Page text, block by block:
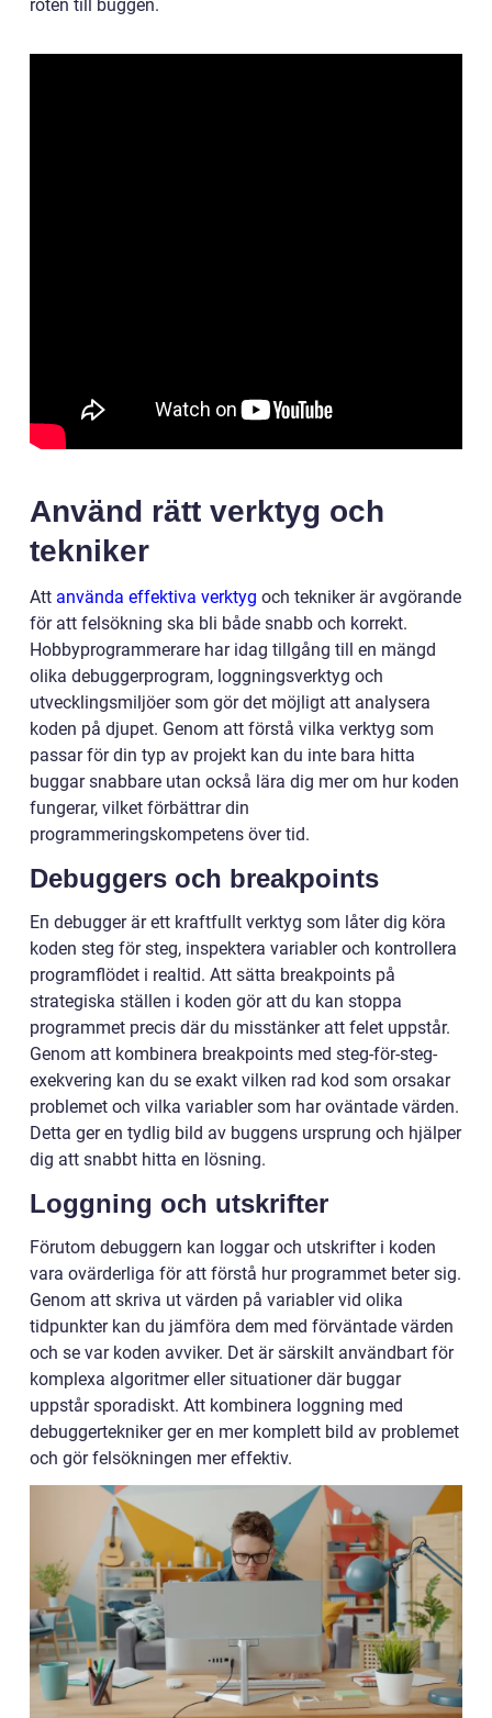
roten till buggen.
Använd rätt verktyg och
tekniker
Att använda effektiva verktyg och tekniker är avgörande
för att felsökning ska bli både snabb och korrekt.
Hobbyprogrammerare har idag tillgång till en mängd
olika debuggerprogram, loggningsverktyg och
utvecklingsmiljöer som gör det möjligt att analysera
koden på djupet. Genom att förstå vilka verktyg som
passar för din typ av projekt kan du inte bara hitta
buggar snabbare utan också lära dig mer om hur koden
fungerar, vilket förbättrar din
programmeringskompetens över tid.
Debuggers och breakpoints
En debugger är ett kraftfullt verktyg som låter dig köra
koden steg för steg, inspektera variabler och kontrollera
programflödet i realtid. Att sätta breakpoints på
strategiska ställen i koden gör att du kan stoppa
programmet precis där du misstänker att felet uppstår.
Genom att kombinera breakpoints med steg-för-steg-
exekvering kan du se exakt vilken rad kod som orsakar
problemet och vilka variabler som har oväntade värden.
Detta ger en tydlig bild av buggens ursprung och hjälper
dig att snabbt hitta en lösning.
Loggning och utskrifter
Förutom debuggern kan loggar och utskrifter i koden
vara ovärderliga för att förstå hur programmet beter sig.
Genom att skriva ut värden på variabler vid olika
tidpunkter kan du jämföra dem med förväntade värden
och se var koden avviker. Det är särskilt användbart för
komplexa algoritmer eller situationer där buggar
uppstår sporadiskt. Att kombinera loggning med
debuggertekniker ger en mer komplett bild av problemet
och gör felsökningen mer effektiv.